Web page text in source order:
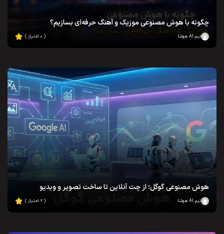
چگونه با هوش مصنوعی موزیک و آهنگ حرفه‌ای بسازیم؟
تیم AI هوشا ( ۰ امتیاز )
هوش مصنوعی گوگل؛ از چت آنلاین تا ساخت تصویر و ویدیو
تیم AI هوشا ( ۲ امتیاز )